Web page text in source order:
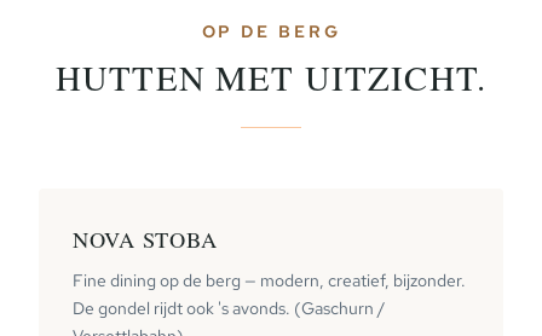
OP DE BERG
HUTTEN MET UITZICHT.
NOVA STOBA
Fine dining op de berg — modern, creatief, bijzonder.
De gondel rijdt ook 's avonds. (Gaschurn /